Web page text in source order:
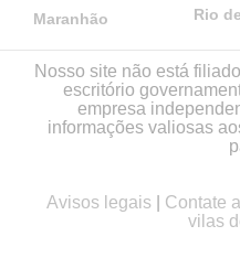
Maranhão
Rio
Nosso site não está
escritório
empresa
informações valiosas
Avisos legais Contate
vilas